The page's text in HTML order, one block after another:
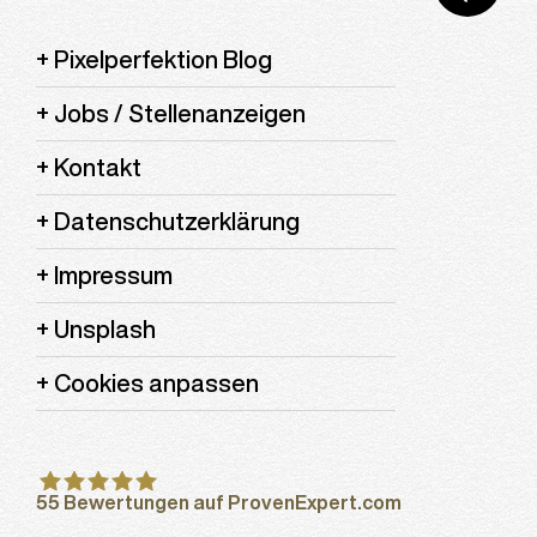
Pixelperfektion Blog
Jobs / Stellenanzeigen
Kontakt
Datenschutzerklärung
Impressum
Unsplash
Cookies anpassen
55 Bewertungen auf ProvenExpert.com